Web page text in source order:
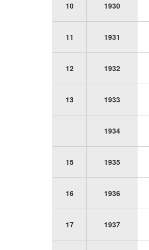
10 1930
11 1931
12 1932
13 1933
1934
15 1935
16 1936
17 1937